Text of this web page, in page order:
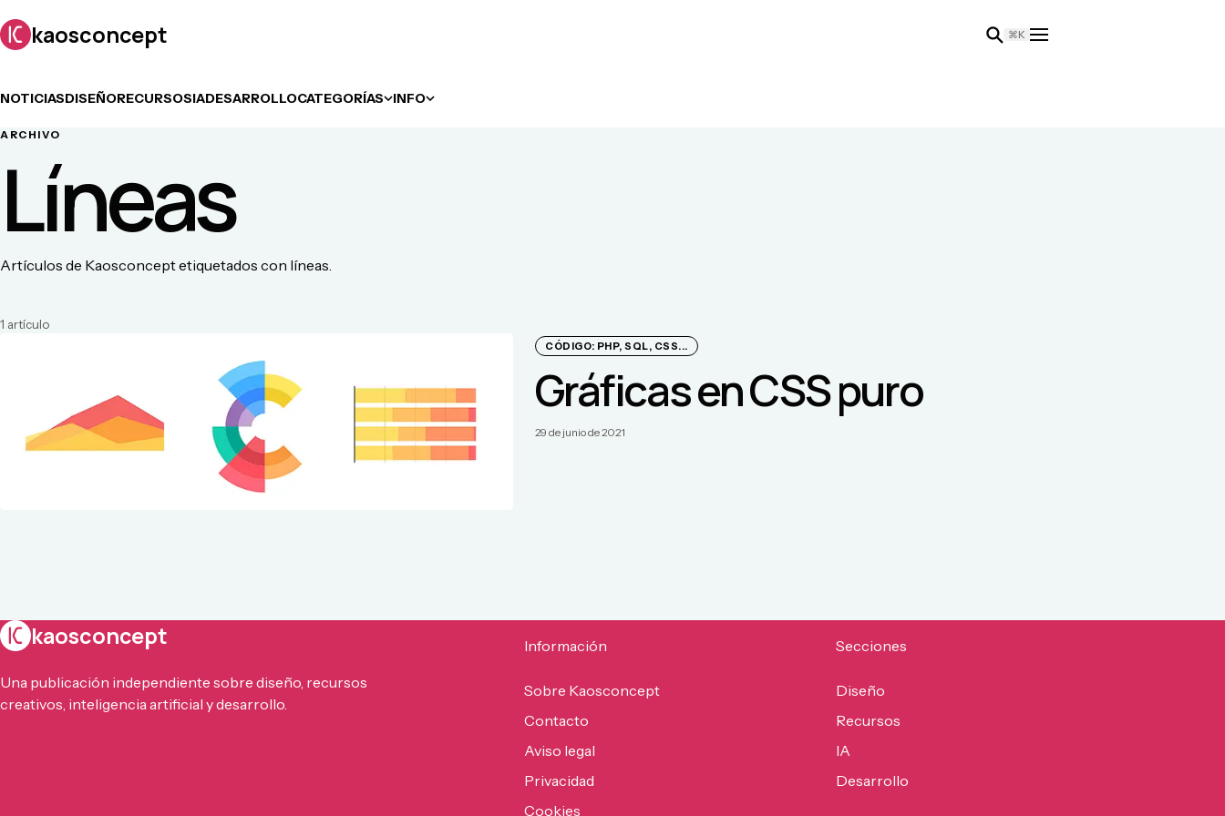
kaosconcept ⌘K
NOTICIASDISEÑORECURSOSIADESARROLLOCATEGORÍAS INFO
ARCHIVO
Líneas
Artículos de Kaosconcept etiquetados con líneas.
1 artículo
CÓDIGO: PHP, SQL, CSS...
Gráficas en CSS puro
29 de junio de 2021
kaosconcept
Una publicación independiente sobre diseño, recursos
creativos, inteligencia artificial y desarrollo.
Información
Sobre Kaosconcept
Contacto
Aviso legal
Privacidad
Cookies
Secciones
Diseño
Recursos
IA
Desarrollo